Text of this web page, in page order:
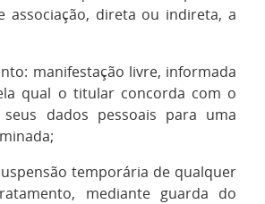
associação, direta ou indireta, a
manifestação livre, informada
qual o titular concorda com o
dados pessoais para uma
temporária de qualquer
mediante guarda do